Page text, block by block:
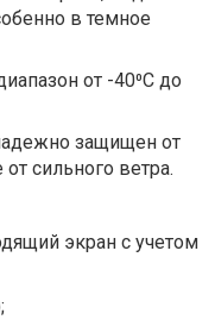
в темное
от -40⁰С до
защищен от
сильного ветра.
экран с учетом